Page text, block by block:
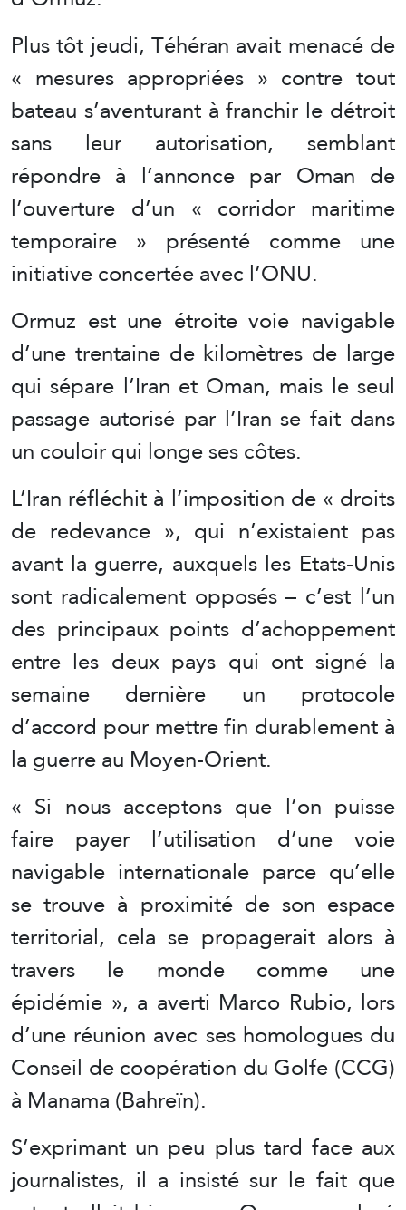
Plus tôt jeudi, Téhéran avait menacé de
« mesures appropriées » contre tout
bateau s’aventurant à franchir le détroit
sans leur autorisation, semblant
répondre à l’annonce par Oman de
l’ouverture d’un « corridor maritime
temporaire » présenté comme une
initiative concertée avec l’ONU.
Ormuz est une étroite voie navigable
d’une trentaine de kilomètres de large
qui sépare l’Iran et Oman, mais le seul
passage autorisé par l’Iran se fait dans
un couloir qui longe ses côtes.
L’Iran réfléchit à l’imposition de « droits
de redevance », qui n’existaient pas
avant la guerre, auxquels les Etats-Unis
sont radicalement opposés – c’est l’un
des principaux points d’achoppement
entre les deux pays qui ont signé la
semaine dernière un protocole
d’accord pour mettre fin durablement à
la guerre au Moyen-Orient.
« Si nous acceptons que l’on puisse
faire payer l’utilisation d’une voie
navigable internationale parce qu’elle
se trouve à proximité de son espace
territorial, cela se propagerait alors à
travers le monde comme une
épidémie », a averti Marco Rubio, lors
d’une réunion avec ses homologues du
Conseil de coopération du Golfe (CCG)
à Manama (Bahreïn).
S’exprimant un peu plus tard face aux
journalistes, il a insisté sur le fait que